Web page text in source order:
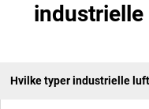
Hvilke typer industrielle